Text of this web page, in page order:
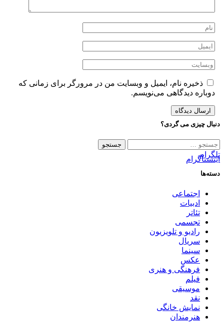
ذخیره نام، ایمیل و وبسایت من در مرورگر برای زمانی که
دوباره دیدگاهی می‌نویسم.
دنبال چیزی می گردی؟
جستجو
برای:
تلگرام
اینستاگرام
دسته‌ها
اجتماعی
ادبیات
تئاتر
تجسمی
رادیو و تلویزیون
سریال
سینما
عکس
فرهنگی و هنری
فیلم
موسیقی
نقد
نمایش خانگی
هنرمندان